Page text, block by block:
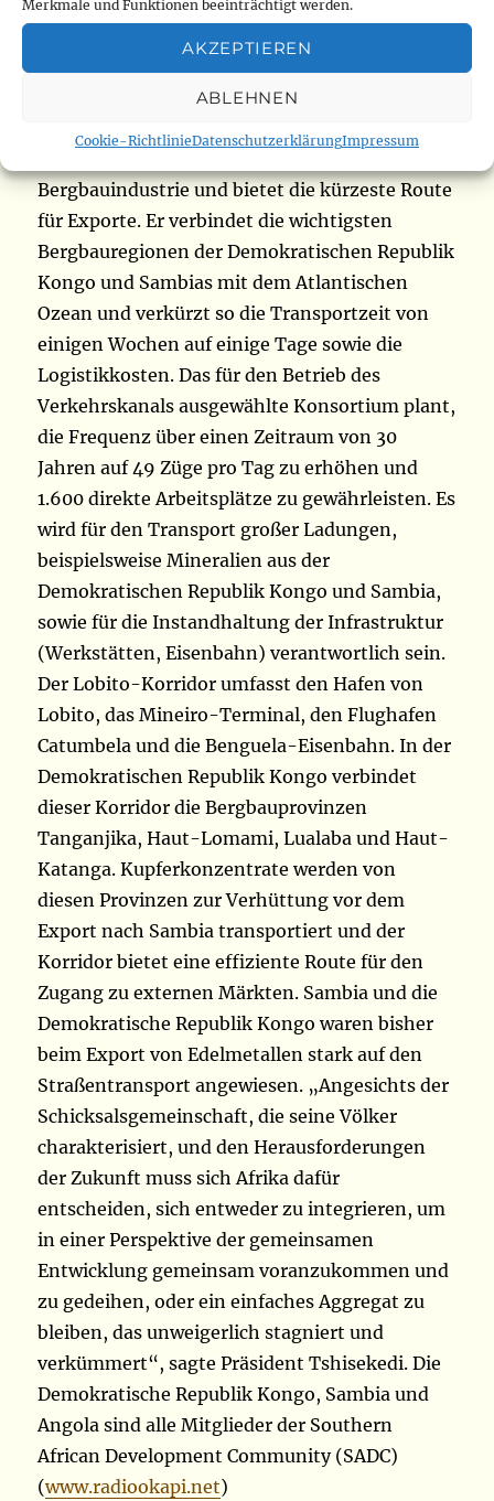
Merkmale und Funktionen beeinträchtigt werden.
AKZEPTIEREN
ABLEHNEN
Cookie-RichtlinieDatenschutzerklärungImpressum
Betriebsmitteln ermöglichen, die sowohl für
Präsident Félix-Antoine. Tshisekedi. Der
Lobito-Korridor ist von strategischer
Bergbauindustrie und bietet die kürzeste Route
für Exporte. Er verbindet die wichtigsten
Bergbauregionen der Demokratischen Republik
Kongo und Sambias mit dem Atlantischen
Ozean und verkürzt so die Transportzeit von
einigen Wochen auf einige Tage sowie die
Logistikkosten. Das für den Betrieb des
Verkehrskanals ausgewählte Konsortium plant,
die Frequenz über einen Zeitraum von 30
Jahren auf 49 Züge pro Tag zu erhöhen und
1.600 direkte Arbeitsplätze zu gewährleisten. Es
wird für den Transport großer Ladungen,
beispielsweise Mineralien aus der
Demokratischen Republik Kongo und Sambia,
sowie für die Instandhaltung der Infrastruktur
(Werkstätten, Eisenbahn) verantwortlich sein.
Der Lobito-Korridor umfasst den Hafen von
Lobito, das Mineiro-Terminal, den Flughafen
Catumbela und die Benguela-Eisenbahn. In der
Demokratischen Republik Kongo verbindet
dieser Korridor die Bergbauprovinzen
Tanganjika, Haut-Lomami, Lualaba und Haut-
Katanga. Kupferkonzentrate werden von
diesen Provinzen zur Verhüttung vor dem
Export nach Sambia transportiert und der
Korridor bietet eine effiziente Route für den
Zugang zu externen Märkten. Sambia und die
Demokratische Republik Kongo waren bisher
beim Export von Edelmetallen stark auf den
Straßentransport angewiesen. „Angesichts der
Schicksalsgemeinschaft, die seine Völker
charakterisiert, und den Herausforderungen
der Zukunft muss sich Afrika dafür
entscheiden, sich entweder zu integrieren, um
in einer Perspektive der gemeinsamen
Entwicklung gemeinsam voranzukommen und
zu gedeihen, oder ein einfaches Aggregat zu
bleiben, das unweigerlich stagniert und
verkümmert“, sagte Präsident Tshisekedi. Die
Demokratische Republik Kongo, Sambia und
Angola sind alle Mitglieder der Southern
African Development Community (SADC)
(www.radiookapi.net)